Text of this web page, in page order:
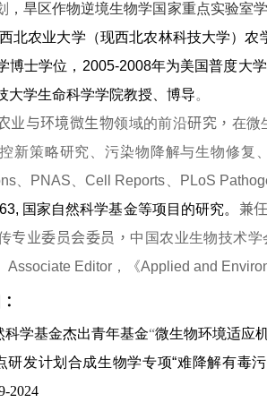
，旱区作物逆境生物学国家重点实验室
北农业大学（现西北农林科技大学）农
博士学位， 2005-2008年为美国普度大
大学生命科学学院教授、博导。
业与环境微生物领域的前沿研究， 在微
新策略研究、污染物降解与生物修复
PNAS 、Cell Reports PLoS
国家自然科学基金等项目的研究。 兼
专业委员会委员， 中国农业生物技术学
Associate Editor ，《Applied and
科学基金杰出青年基金“微生物环境适应
研发计划合成生物学专项“难降解有毒
2024